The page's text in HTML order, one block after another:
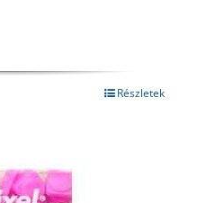
Részletek